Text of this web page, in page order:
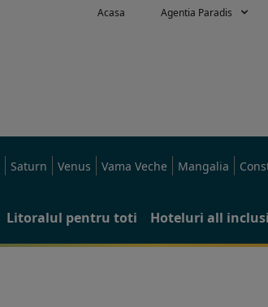
Acasa Agentia Paradis
Saturn Venus Vama Veche Mangalia
Litoralul pentru toti Hoteluri all